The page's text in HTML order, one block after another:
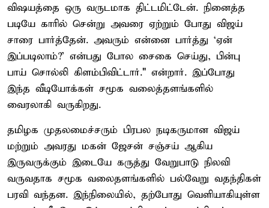
விஷயத்தை ஒரு வருடமாக திட்டமிட்டேன். நினைத்த
படியே காரில் சென்று அவரை ஏற்றும் போது விஜய்
சாரை பார்த்தேன். அவரும் என்னை பார்த்து `ஏன்
இப்படிலாம்?' என்பது போல சைகை செய்து, பின்பு
பாய் சொல்லி கிளம்பிவிட்டார்." என்றார். இப்போது
இந்த வீடியோக்கள் சமூக வலைத்தளங்களில்
வைரலாகி வருகிறது.
தமிழக முதலமைச்சரும் பிரபல நடிகருமான விஜய்
மற்றும் அவரது மகன் ஜேசன் சஞ்சய் ஆகிய
இருவருக்கும் இடையே கருத்து வேறுபாடு நிலவி
வருவதாக சமூக வலைதளங்களில் பல்வேறு வதந்திகள்
பரவி வந்தன. இந்நிலையில், தற்போது வெளியாகியுள்ள